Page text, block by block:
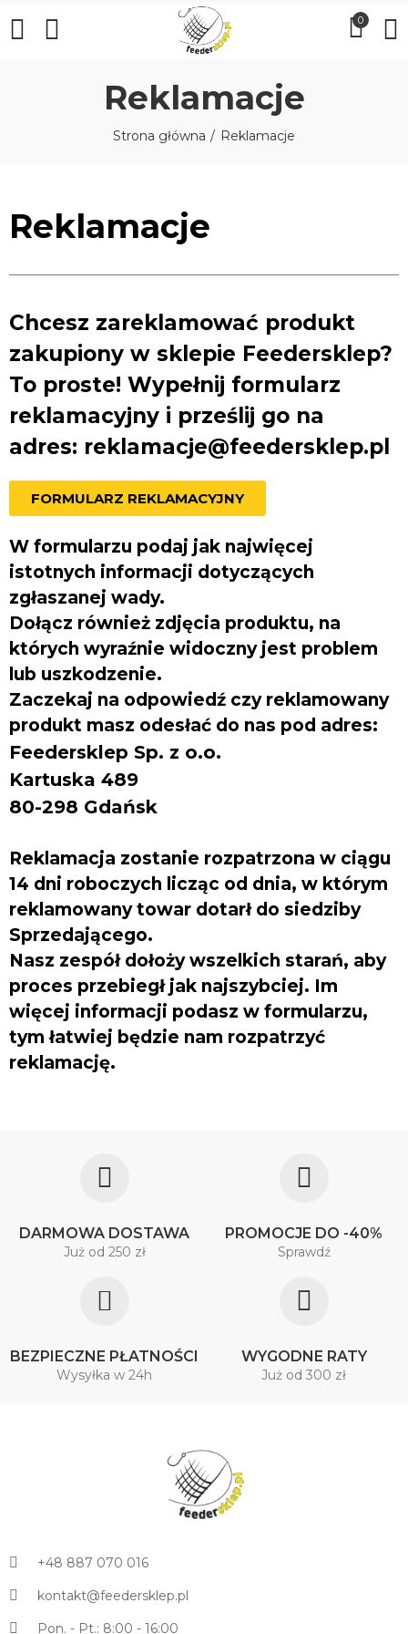
0
Reklamacje
Strona główna Reklamacje
Reklamacje
Chcesz zareklamować produkt
zakupiony w sklepie Feedersklep?
To proste! Wypełnij formularz
reklamacyjny i prześlij go na
adres: reklamacje@feedersklep.pl
FORMULARZ REKLAMACYJNY
W formularzu podaj jak najwięcej
istotnych informacji dotyczących
zgłaszanej wady.
Dołącz również zdjęcia produktu, na
których wyraźnie widoczny jest problem
lub uszkodzenie.
Zaczekaj na odpowiedź czy reklamowany
produkt masz odesłać do nas pod adres:
Feedersklep Sp. z o.o.
Kartuska 489
80-298 Gdańsk
Reklamacja zostanie rozpatrzona w ciągu
14 dni roboczych licząc od dnia, w którym
reklamowany towar dotarł do siedziby
Sprzedającego.
Nasz zespół dołoży wszelkich starań, aby
proces przebiegł jak najszybciej. Im
więcej informacji podasz w formularzu,
tym łatwiej będzie nam rozpatrzyć
reklamację.
DARMOWA DOSTAWA
Już od 250 zł
PROMOCJE DO -40%
Sprawdź
BEZPIECZNE PŁATNOŚCI
Wysyłka w 24h
WYGODNE RATY
Już od 300 zł
+48 887 070 016
kontakt@feedersklep.pl
Pon. - Pt.: 8:00 - 16:00